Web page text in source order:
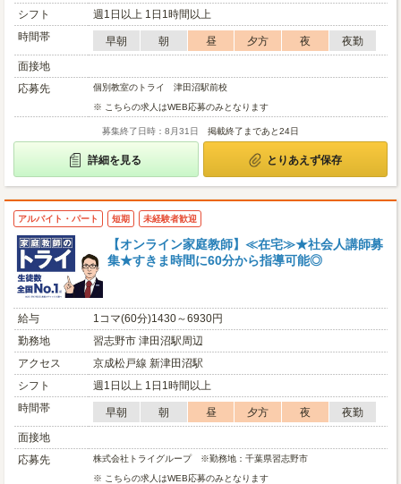
シフト
週1日以上 1日1時間以上
時間帯
早朝 朝 昼 夕方 夜
夜勤
面接地
応募先
個別教室のトライ 津田沼駅前校
※ こちらの求人はWEB応募のみとなります
募集終了日時：8月31日 掲載終了まであと24日
詳細を見る とりあえず保存
アルバイト・パート 短期 未経験者歓迎
【オンライン家庭教師】≪在宅≫★社会人講師募
集★すきま時間に60分から指導可能◎
給与
1コマ(60分)1430～6930円
勤務地
習志野市 津田沼駅周辺
アクセス
京成松戸線 新津田沼駅
シフト
週1日以上 1日1時間以上
時間帯
早朝 朝 昼 夕方 夜
夜勤
面接地
応募先
株式会社トライグループ ※勤務地：千葉県習志野市
※ こちらの求人はWEB応募のみとなります